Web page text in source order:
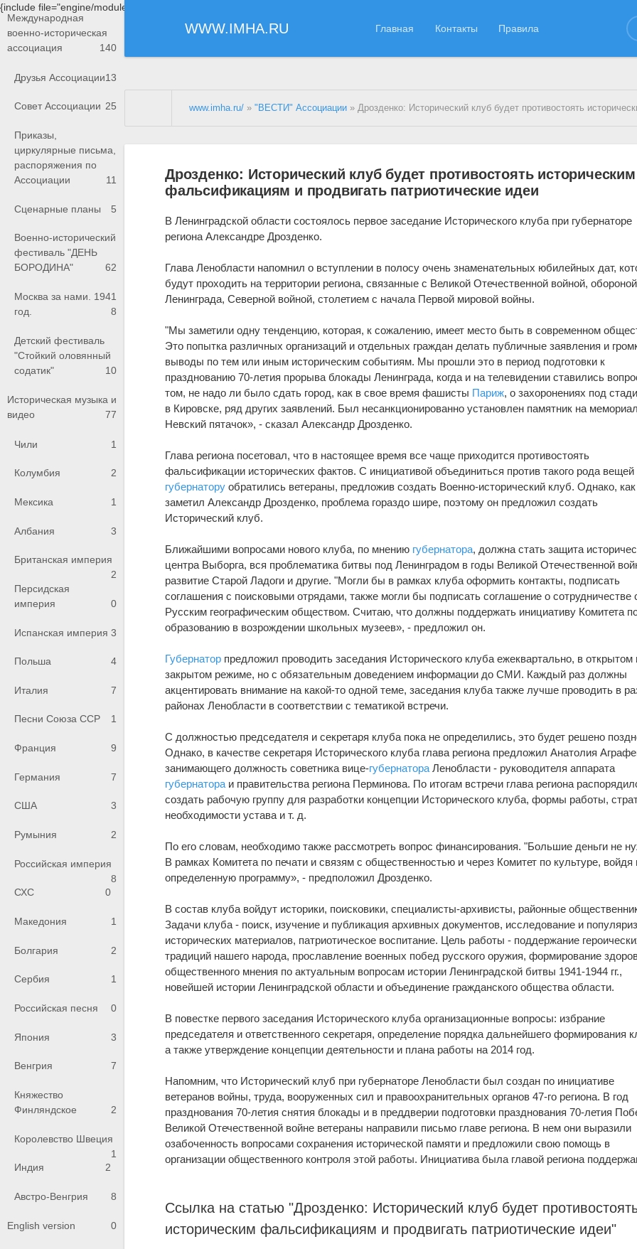
{include file="engine/modules/saperu/head.php"}
WWW.IMHA.RU Главная Контакты Правила
Международная
военно-историческая
ассоциация
140
Друзья Ассоциации13
Совет Ассоциации 25
Приказы,
циркулярные письма,
распоряжения по
Ассоциации
11
Сценарные планы 5
Военно-исторический
фестиваль "ДЕНЬ
БОРОДИНА"
62
Москва за нами. 1941
год.
8
Детский фестиваль
"Стойкий оловянный
содатик"
10
Историческая музыка и
видео
77
Чили 1
Колумбия 2
Мексика 1
Албания 3
Британская империя
2
Персидская
империя
0
Испанская империя 3
Польша 4
Италия 7
Песни Союза ССР 1
Франция 9
Германия 7
США 3
Румыния 2
Российская империя
8
СХС
0
Македония 1
Болгария 2
Сербия 1
Российская песня 0
Япония 3
Венгрия 7
Княжество
Финляндское
2
Королевство Швеция
1
Индия
2
Австро-Венгрия 8
English version 0
www.imha.ru/ »"ВЕСТИ" Ассоциации » Дрозденко: Исторический клуб будет противостоять историческим фальсификациям и продвигать
Дрозденко: Исторический клуб будет противостоять историческим
фальсификациям и продвигать патриотические идеи
В Ленинградской области состоялось первое заседание Исторического клуба при губернаторе
региона Александре Дрозденко.
Глава Ленобласти напомнил о вступлении в полосу очень знаменательных юбилейных дат,
будут проходить на территории региона, связанные с Великой Отечественной войной, обороной
Ленинграда, Северной войной, столетием с начала Первой мировой войны.
"Мы заметили одну тенденцию, которая, к сожалению, имеет место быть в современном
Это попытка различных организаций и отдельных граждан делать публичные заявления и
выводы по тем или иным историческим событиям. Мы прошли это в период подготовки к
празднованию 70-летия прорыва блокады Ленинграда, когда и на телевидении ставились
том, не надо ли было сдать город, как в свое время фашисты Париж, о захоронениях под
в Кировске, ряд других заявлений. Был несанкционированно установлен памятник на
Невский пятачок», - сказал Александр Дрозденко.
Глава региона посетовал, что в настоящее время все чаще приходится противостоять
фальсификации исторических фактов. С инициативой объединиться против такого рода вещей
губернатору обратились ветераны, предложив создать Военно-исторический клуб. Однако, как
заметил Александр Дрозденко, проблема гораздо шире, поэтому он предложил создать
Исторический клуб.
Ближайшими вопросами нового клуба, по мнению губернатора, должна стать защита
центра Выборга, вся проблематика битвы под Ленинградом в годы Великой Отечественной
развитие Старой Ладоги и другие. "Могли бы в рамках клуба оформить контакты, подписать
соглашения с поисковыми отрядами, также могли бы подписать соглашение о сотрудничестве
Русским географическим обществом. Считаю, что должны поддержать инициативу Комитета
образованию в возрождении школьных музеев», - предложил он.
Губернатор предложил проводить заседания Исторического клуба ежеквартально, в открытом
закрытом режиме, но с обязательным доведением информации до СМИ. Каждый раз должны
акцентировать внимание на какой-то одной теме, заседания клуба также лучше проводить в
районах Ленобласти в соответствии с тематикой встречи.
С должностью председателя и секретаря клуба пока не определились, это будет решено
Однако, в качестве секретаря Исторического клуба глава региона предложил Анатолия
занимающего должность советника вице-губернатора Ленобласти - руководителя аппарата
губернатора и правительства региона Перминова. По итогам встречи глава региона
создать рабочую группу для разработки концепции Исторического клуба, формы работы,
необходимости устава и т. д.
По его словам, необходимо также рассмотреть вопрос финансирования. "Большие деньги не
В рамках Комитета по печати и связям с общественностью и через Комитет по культуре, войдя
определенную программу», - предположил Дрозденко.
В состав клуба войдут историки, поисковики, специалисты-архивисты, районные
Задачи клуба - поиск, изучение и публикация архивных документов, исследование и
исторических материалов, патриотическое воспитание. Цель работы - поддержание
традиций нашего народа, прославление военных побед русского оружия, формирование
общественного мнения по актуальным вопросам истории Ленинградской битвы 1941-1944 гг.,
новейшей истории Ленинградской области и объединение гражданского общества области.
В повестке первого заседания Исторического клуба организационные вопросы: избрание
председателя и ответственного секретаря, определение порядка дальнейшего формирования
а также утверждение концепции деятельности и плана работы на 2014 год.
Напомним, что Исторический клуб при губернаторе Ленобласти был создан по инициативе
ветеранов войны, труда, вооруженных сил и правоохранительных органов 47-го региона. В год
празднования 70-летия снятия блокады и в преддверии подготовки празднования 70-летия
Великой Отечественной войне ветераны направили письмо главе региона. В нем они выразили
озабоченность вопросами сохранения исторической памяти и предложили свою помощь в
организации общественного контроля этой работы. Инициатива была главой региона
Ссылка на статью "Дрозденко: Исторический клуб будет
историческим фальсификациям и продвигать патриотические идеи"